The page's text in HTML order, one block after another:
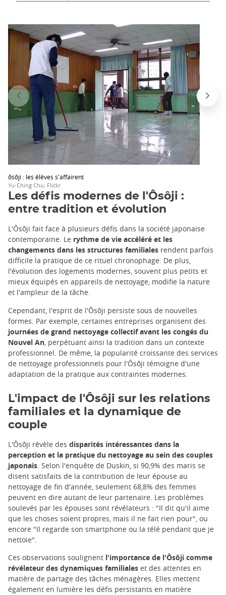
ôsôji : les élèves s'affairent
Yu-Ching Chu, Flickr
Les défis modernes de l'Ôsôji :
entre tradition et évolution
L'Ôsôji fait face à plusieurs défis dans la société japonaise
contemporaine. Le rythme de vie accéléré et les
changements dans les structures familiales rendent parfois
difficile la pratique de ce rituel chronophage. De plus,
l'évolution des logements modernes, souvent plus petits et
mieux équipés en appareils de nettoyage, modifie la nature
et l'ampleur de la tâche.
Cependant, l'esprit de l'Ôsôji persiste sous de nouvelles
formes. Par exemple, certaines entreprises organisent des
journées de grand nettoyage collectif avant les congés du
Nouvel An , perpétuant ainsi la tradition dans un contexte
professionnel. De même, la popularité croissante des services
de nettoyage professionnels pour l'Ôsôji témoigne d'une
adaptation de la pratique aux contraintes modernes.
L'impact de l'Ôsôji sur les relations
familiales et la dynamique de
couple
L'Ôsôji révèle des disparités intéressantes dans la
perception et la pratique du nettoyage au sein des couples
japonais . Selon l'enquête de Duskin, si 90,9% des maris se
disent satisfaits de la contribution de leur épouse au
nettoyage de fin d'année, seulement 68,8% des femmes
peuvent en dire autant de leur partenaire. Les problèmes
soulevés par les épouses sont révélateurs : "Il dit qu'il aime
que les choses soient propres, mais il ne fait rien pour", ou
encore "Il regarde son smartphone ou la télé pendant que je
nettoie".
Ces observations soulignent l'importance de l'Ôsôji comme
révélateur des dynamiques familiales et des attentes en
matière de partage des tâches ménagères. Elles mettent
également en lumière les défis persistants en matière